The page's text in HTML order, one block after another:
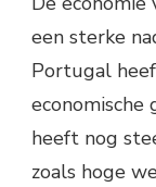
een sterke
Portugal
economische
heeft nog
zoals hoge